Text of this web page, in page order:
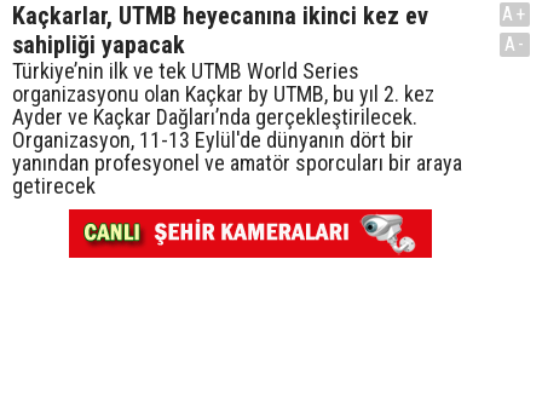
Kaçkarlar, UTMB heyecanına ikinci kez ev
sahipliği yapacak
Türkiye’nin ilk ve tek UTMB World Series
organizasyonu olan Kaçkar by UTMB, bu yıl 2. kez
Ayder ve Kaçkar Dağları’nda gerçekleştirilecek.
Organizasyon, 11-13 Eylül'de dünyanın dört bir
yanından profesyonel ve amatör sporcuları bir araya
getirecek
A+
A-